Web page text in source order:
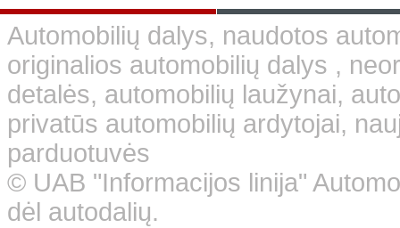
Automobilių dalys, naudotos
originalios automobilių dalys ,
detalės, automobilių laužynai,
privatūs automobilių ardytojai,
parduotuvės
© UAB "Informacijos linija"
dėl autodalių.